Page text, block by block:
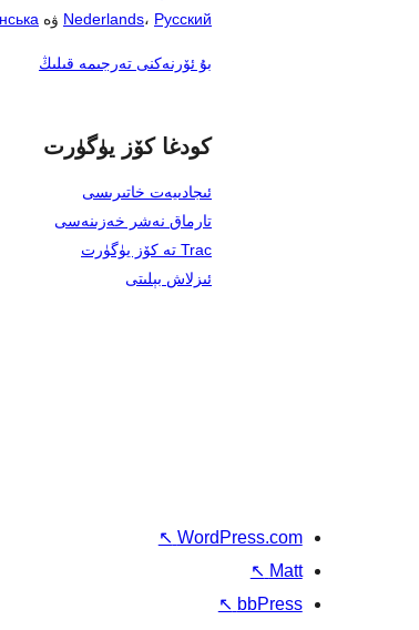
Nederlands، Русский ۋە
بۇ ئۆرنەكنى تەرجىمە قىلىڭ
كودغا كۆز يۈگۈرت
ئىجادىيەت خاتىرىسى
تارماق نەشر خەزىنەسى
Trac تە كۆز يۈگۈرت
ئىزلاش بېلىتى
WordPress.com
↖
Matt
↖
bbPress
↖